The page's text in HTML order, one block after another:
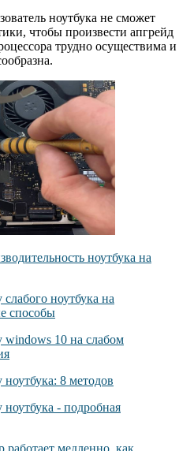
ноутбука не сможет
чтобы произвести апгрейд
трудно осуществима и